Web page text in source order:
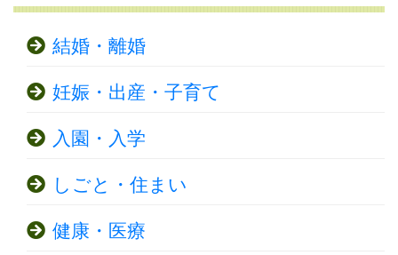
結婚・離婚
妊娠・出産・子育て
入園・入学
しごと・住まい
健康・医療